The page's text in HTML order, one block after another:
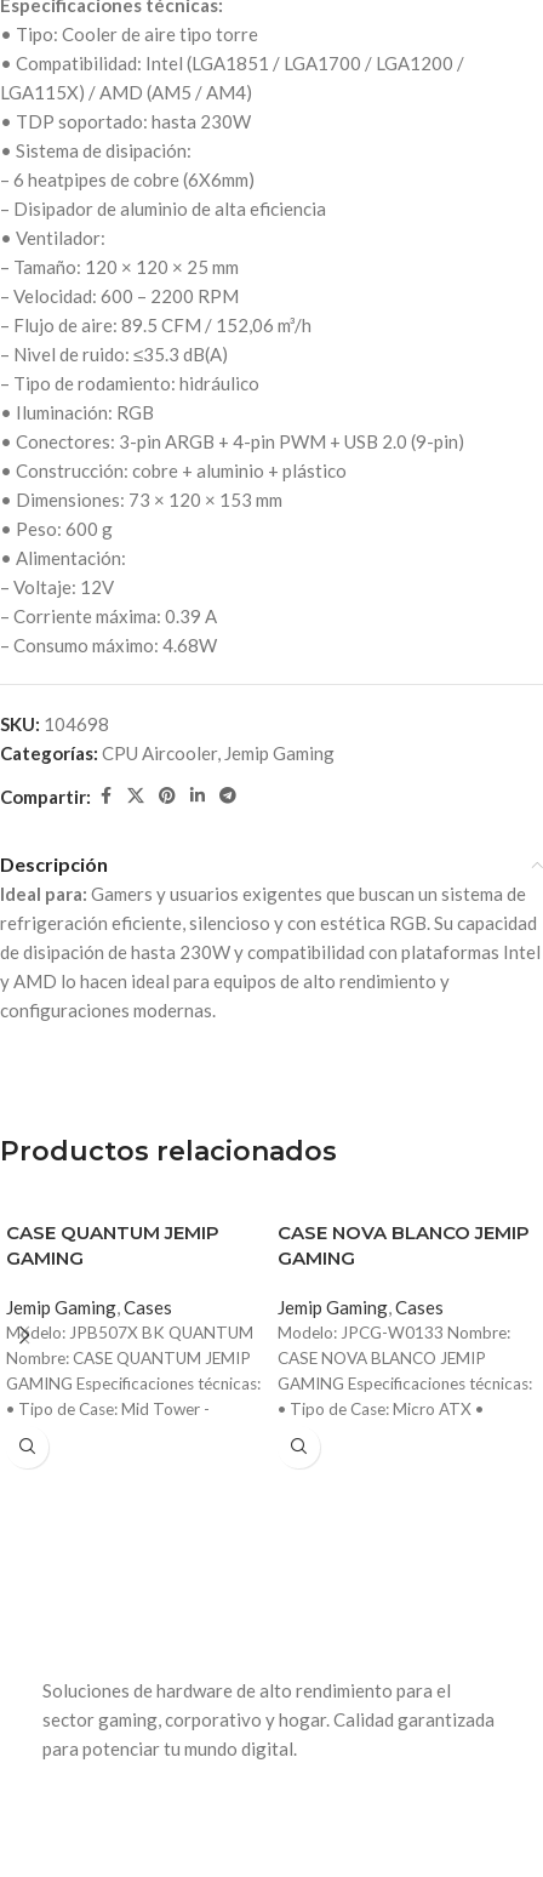
Especificaciones técnicas:
• Tipo: Cooler de aire tipo torre
• Compatibilidad: Intel (LGA1851 / LGA1700 / LGA1200 /
LGA115X) / AMD (AM5 / AM4)
• TDP soportado: hasta 230W
• Sistema de disipación:
– 6 heatpipes de cobre (6X6mm)
– Disipador de aluminio de alta eficiencia
• Ventilador:
– Tamaño: 120 × 120 × 25 mm
– Velocidad: 600 – 2200 RPM
– Flujo de aire: 89.5 CFM / 152,06 m³/h
– Nivel de ruido: ≤35.3 dB(A)
– Tipo de rodamiento: hidráulico
• Iluminación: RGB
• Conectores: 3-pin ARGB + 4-pin PWM + USB 2.0 (9-pin)
• Construcción: cobre + aluminio + plástico
• Dimensiones: 73 × 120 × 153 mm
• Peso: 600 g
• Alimentación:
– Voltaje: 12V
– Corriente máxima: 0.39 A
– Consumo máximo: 4.68W
SKU: 104698
Categorías: CPU Aircooler, Jemip Gaming
Compartir:
Descripción
Ideal para: Gamers y usuarios exigentes que buscan un sistema de
refrigeración eficiente, silencioso y con estética RGB. Su capacidad
de disipación de hasta 230W y compatibilidad con plataformas Intel
y AMD lo hacen ideal para equipos de alto rendimiento y
configuraciones modernas.
Productos relacionados
CASE QUANTUM JEMIP
GAMING
Jemip Gaming,Cases
Modelo: JPB507X BK QUANTUM
Nombre: CASE QUANTUM JEMIP
GAMING Especificaciones técnicas:
• Tipo de Case: Mid Tower -
Dimensiones:
470(L)x215(W)x490(H)mm •
Negro Ideal para: Gamers,
creadores de contenido, y usuarios
que buscan un case elegante,
eficiente y preparado para las
CASE NOVA BLANCO JEMIP
GAMING
Jemip Gaming,Cases
Modelo: JPCG-W0133 Nombre:
CASE NOVA BLANCO JEMIP
GAMING Especificaciones técnicas:
• Tipo de Case: Micro ATX •
Dimensiones:
325(L)x185(W)x420(H)mm •
integrado para iluminación
personalizada • Color: Negro Ideal
para: Gamers y entusiastas que
Soluciones de hardware de alto rendimiento para el
sector gaming, corporativo y hogar. Calidad garantizada
para potenciar tu mundo digital.